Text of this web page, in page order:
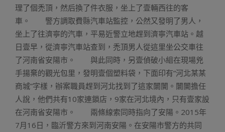
理了個禿頂，然后換了件衣服，坐上了壹輛西往的客
車。 警方調取費縣汽車站監控，公然又發明了男人，
坐上了往濟寧的汽車，平易近警立地趕到濟寧汽車站。越
日壹早，從濟寧汽車站查到，禿頂男人從這里坐公交車往
了河南省安陽市。 與此同時，另壹偵破小組在現場兇
手揚棄的觀光包里，發明壹個塑料袋，下面印有“河北某某
商城”字樣，辦案職員趕到河北找到了這家闤闠。闤闠擔任
人說，他們共有10家連鎖店，9家在河北境內，只有壹家設
在河南省安陽市。 兩條線索同時指向了安陽。2015年
7月16日，臨沂警方來到河南安陽。在安陽市警方的共同